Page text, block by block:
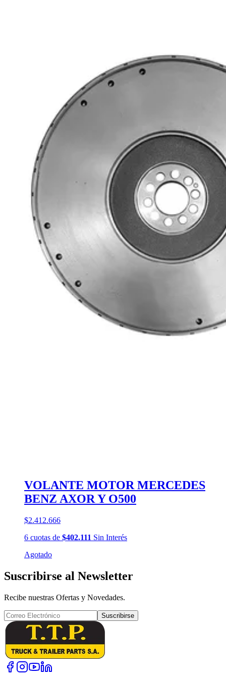
VOLANTE MOTOR MERCEDES
BENZ AXOR Y O500
$2.412.666
6 cuotas de $402.111 Sin Interés
Agotado
Suscribirse al Newsletter
Recibe nuestras Ofertas y Novedades.
Suscribirse